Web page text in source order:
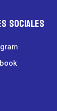
Sociales